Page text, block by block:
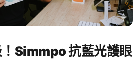
Simmpo 抗藍光護眼